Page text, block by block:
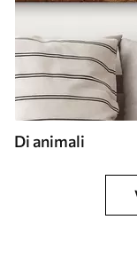
Di animali